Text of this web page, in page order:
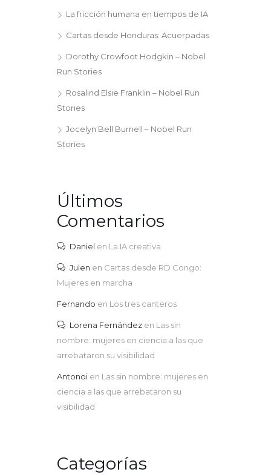
La fricción humana en tiempos de IA
Cartas desde Honduras: Acuerpadas
Dorothy Crowfoot Hodgkin – Nobel
Run Stories
Rosalind Elsie Franklin – Nobel Run
Stories
Jocelyn Bell Burnell – Nobel Run
Stories
Últimos
Comentarios
Daniel en La IA creativa
Julen en Cartas desde RD Congo:
Mujeres en marcha
Fernando en Los tres canteros
Lorena Fernández en Las sin
nombre: mujeres en ciencia a las que
arrebataron su visibilidad
Antonoi en Las sin nombre: mujeres en
ciencia a las que arrebataron su
visibilidad
Categorías